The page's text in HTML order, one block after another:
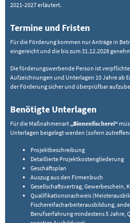
2021-2027 erläutert.
Termine und Fristen
Für die Förderung kommen nur Anträge in
eingereicht und die bis zum 31.12.2028
Die förderungswerbende Person ist
Aufzeichnungen und Unterlagen 10 Jahre ab
der Förderung sicher und überprüfbar
Benötigte Unterlagen
Für die Maßnahmenart „Binnenfischerei“
Unterlagen beigelegt werden (sofern
Projektbeschreibung
Detaillierte Projektkostengliederung
Geschäftsplan
Auszug aus den Firmenbuch
Gesellschaftsvertrag, Gewerbeschein,
Qualifikationsnachweis
Fischereifacharbeiterausbildung,
Berufserfahrung mindestens 5 Jahre,